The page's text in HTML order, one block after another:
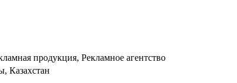
продукция, Рекламное агентство
Казахстан